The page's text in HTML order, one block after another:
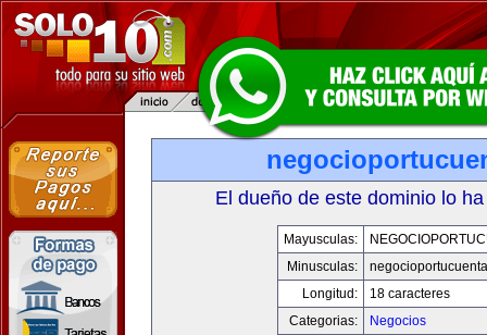
El dueño de este dominio lo
Mayusculas:
Minusculas:
Longitud:
18 caracteres
Categorias:
Negocios